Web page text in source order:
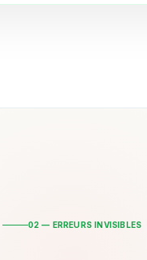
02 — ERREURS INVISIBLES